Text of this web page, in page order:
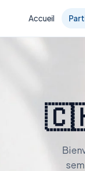
Accueil